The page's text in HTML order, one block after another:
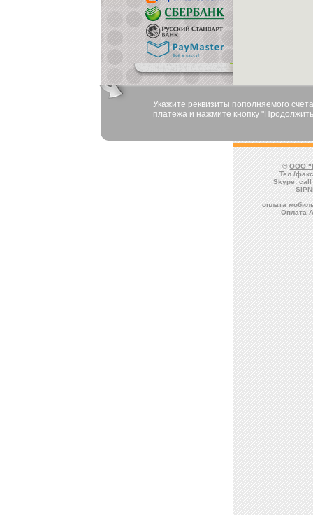
Укажите реквизиты пополняемого
платежа и нажмите кнопку
©ООО
Тел./
Skype:
оплата
Оплата